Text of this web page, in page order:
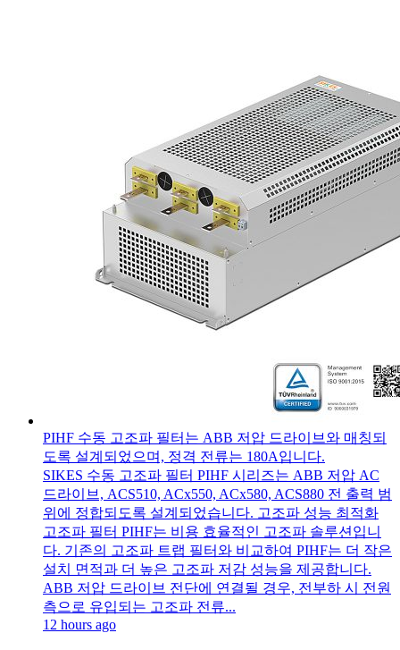
PIHF 수동 고조파 필터는 ABB 저압 드라이브와 매칭되
도록 설계되었으며, 정격 전류는 180A입니다.
SIKES 수동 고조파 필터 PIHF 시리즈는 ABB 저압 AC
드라이브, ACS510, ACx550, ACx580, ACS880 전 출력 범
위에 정합되도록 설계되었습니다. 고조파 성능 최적화
고조파 필터 PIHF는 비용 효율적인 고조파 솔루션입니
다. 기존의 고조파 트랩 필터와 비교하여 PIHF는 더 작은
설치 면적과 더 높은 고조파 저감 성능을 제공합니다.
ABB 저압 드라이브 전단에 연결될 경우, 전부하 시 전원
측으로 유입되는 고조파 전류...
12 hours ago